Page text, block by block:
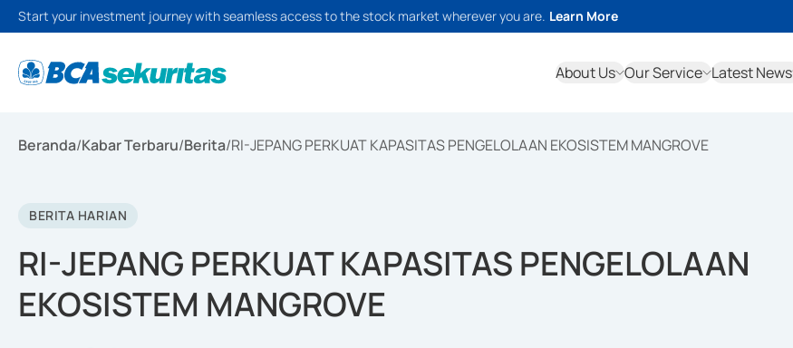
Start your investment journey with seamless access to the stock market wherever you are. Learn More
About Us Our Service Latest News
Beranda/Kabar Terbaru/Berita/RI-JEPANG PERKUAT KAPASITAS PENGELOLAAN EKOSISTEM MANGROVE
BERITA HARIAN
RI-JEPANG PERKUAT KAPASITAS PENGELOLAAN
EKOSISTEM MANGROVE